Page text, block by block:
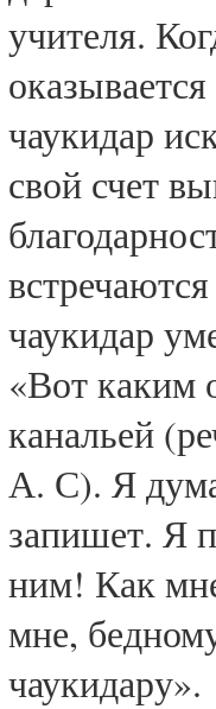
учителя.
чаукидар
свой счет
чаукидар
«Вот каким
канальей
А. С). Я
запишет. Я
ним! Как
мне,
чаукидару».